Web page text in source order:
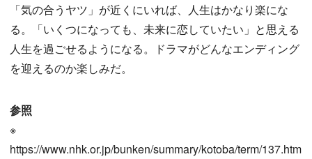
「気の合うヤツ」が近くにいれば、人生はかなり楽にな
る。「いくつになっても、未来に恋していたい」と思える
人生を過ごせるようになる。ドラマがどんなエンディング
を迎えるのか楽しみだ。
参照
※
https://www.nhk.or.jp/bunken/summary/kotoba/term/137.htm